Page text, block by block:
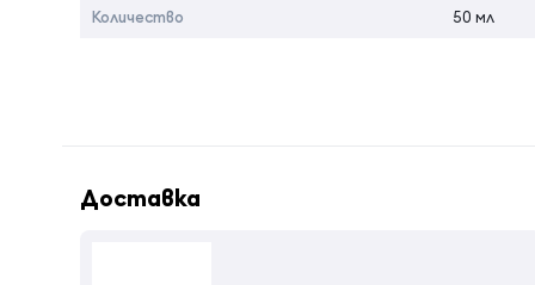
Количество 50 мл
Доставка